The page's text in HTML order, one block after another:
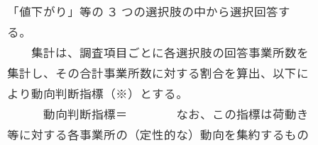
「値下がり」等の ３ つの選択肢の中から選択回答す
る。
集計は、調査項目ごとに各選択肢の回答事業所数を
集計し、その合計事業所数に対する割合を算出、以下に
より動向判断指標（※）とする。
動向判断指標＝ なお、この指標は荷動き
等に対する各事業所の（定性的な）動向を集約するもの